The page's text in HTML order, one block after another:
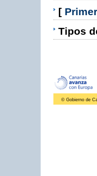
[
Tipos
© Gobierno de